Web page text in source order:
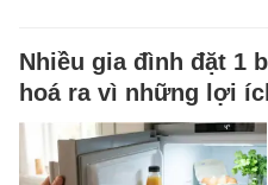
Nhiều gia đình đặt 1
hoá ra vì những lợi